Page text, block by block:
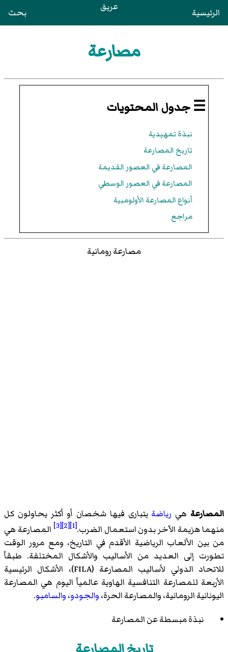
الرئيسية عريق بحث
مصارعة
☰ جدول المحتويات
نبذة تمهيدية
تاريخ المصارعة
المصارعة في العصور القديمة
المصارعة في العصور الوسطي
أنواع المصارعة الأولومبية
مراجع
مصارعة رومانية
المصارعة هي رياضة يتبارى فيها شخصان أو أكثر يحاولون كل
منهما هزيمة الآخر بدون استعمال الضرب.[1]
[2]
[3]
المصارعة هي
من بين الألعاب الرياضية الأقدم في التاريخ، ومع مرور الوقت
تطورت إلى العديد من الأساليب والأشكال المختلفة. طبقاً
للاتحاد الدولي لأساليب المصارعة (FILA)، الأشكال الرئيسية
الأربعة للمصارعة التنافسية الهاوية عالمياً اليوم هي المصارعة
اليونانية الرومانية، والمصارعة الحرة،والجودو،والسامبو.
نبذة مبسطة عن المصارعة